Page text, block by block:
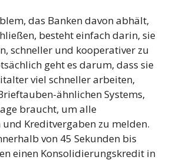
das Banken davon abhält,
besteht einfach darin, sie
schneller und kooperativer zu
geht es darum, dass sie
viel schneller arbeiten,
ähnlichen Systems,
braucht, um alle
Kreditvergaben zu melden.
von 45 Sekunden bis
einen Konsolidierungskredit in